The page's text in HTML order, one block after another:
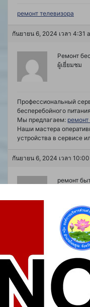
ремонт телевизора
กันยายน 6, 2024 เวลา 4:31
Ремонт
ผู้เยี่ยมชม
Профессиональный
бесперебойного
Мы предлагаем: ремонт
Наши мастера
устройства в сервисе
กันยายน 6, 2024 เวลา
ремонт
Если вы искали где
обратите внимание –
กันยายน 7, 2024 เวลา 3:49
Ремонт
ผู้เยี่ยมชม